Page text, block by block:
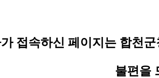
접속하신 페이지는 합천
불편을